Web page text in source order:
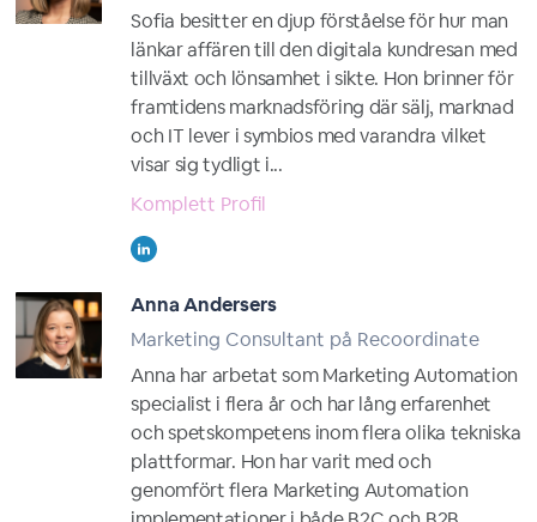
Sofia besitter en djup förståelse för hur man
länkar affären till den digitala kundresan med
tillväxt och lönsamhet i sikte. Hon brinner för
framtidens marknadsföring där sälj, marknad
och IT lever i symbios med varandra vilket
visar sig tydligt i...
Komplett Profil
Anna Andersers
Marketing Consultant på Recoordinate
Anna har arbetat som Marketing Automation
specialist i flera år och har lång erfarenhet
och spetskompetens inom flera olika tekniska
plattformar. Hon har varit med och
genomfört flera Marketing Automation